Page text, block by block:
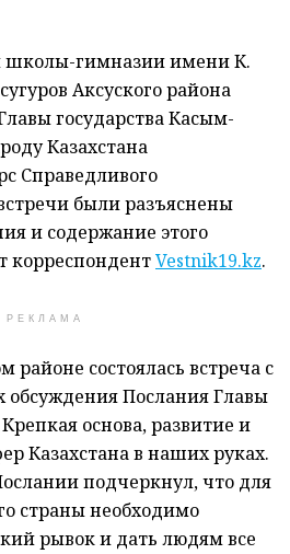
школы-гимназии имени К.
Аксуского района
государства Касым-
Казахстана
Справедливого
были разъяснены
и содержание этого
корреспондентVestnik19.kz.
РЕКЛАМА
районе состоялась встреча с
Послания Главы
основа, развитие и
Казахстана в наших руках.
подчеркнул, что для
страны необходимо
рывок и дать людям все